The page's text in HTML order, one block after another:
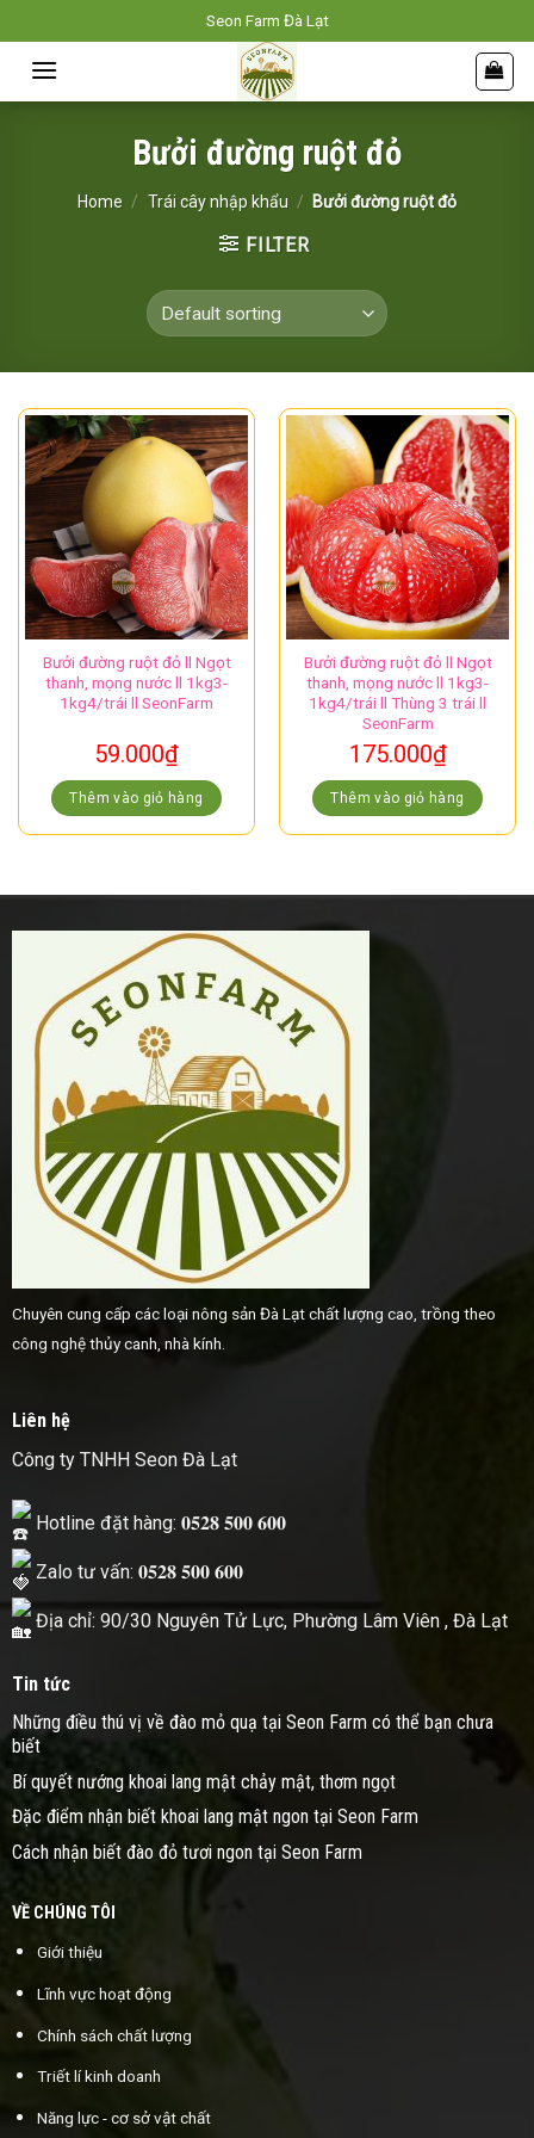
to
content
Seon Farm Đà Lạt
Bưởi đường ruột đỏ
Home / Trái cây nhập khẩu / Bưởi đường ruột đỏ
FILTER
Bưởi đường ruột đỏ ll Ngọt
thanh, mọng nước ll 1kg3-
1kg4/trái ll SeonFarm
59.000₫
Thêm vào giỏ hàng
Bưởi đường ruột đỏ ll Ngọt
thanh, mọng nước ll 1kg3-
1kg4/trái ll Thùng 3 trái ll
SeonFarm
175.000₫
Thêm vào giỏ hàng
Chuyên cung cấp các loại nông sản Đà Lạt chất lượng cao, trồng theo
công nghệ thủy canh, nhà kính.
Liên hệ
Công ty TNHH Seon Đà Lạt
Hotline đặt hàng: 𝟎𝟓𝟐𝟖 𝟓𝟎𝟎 𝟔𝟎𝟎
Zalo tư vấn: 𝟎𝟓𝟐𝟖 𝟓𝟎𝟎 𝟔𝟎𝟎
Địa chỉ: 90/30 Nguyên Tử Lực, Phường Lâm Viên , Đà Lạt
Tin tức
Những điều thú vị về đào mỏ quạ tại Seon Farm có thể bạn chưa
biết
Bí quyết nướng khoai lang mật chảy mật, thơm ngọt
Đặc điểm nhận biết khoai lang mật ngon tại Seon Farm
Cách nhận biết đào đỏ tươi ngon tại Seon Farm
VỀ CHÚNG TÔI
Giới thiệu
Lĩnh vực hoạt động
Chính sách chất lượng
Triết lí kinh doanh
Năng lực - cơ sở vật chất